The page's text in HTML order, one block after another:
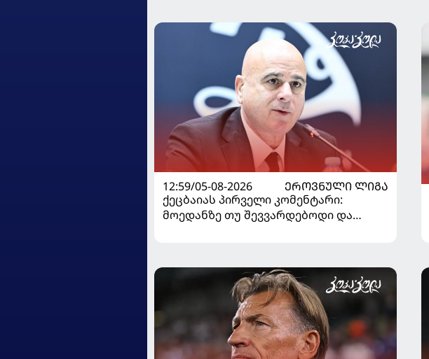
12:59/05-08-2026
ᲔᲠᲝᲕᲜᲣᲚᲘ ᲚᲘᲒᲐ
ქეცბაიას პირველი კომენტარი:
მოედანზე თუ შევვარდებოდი და